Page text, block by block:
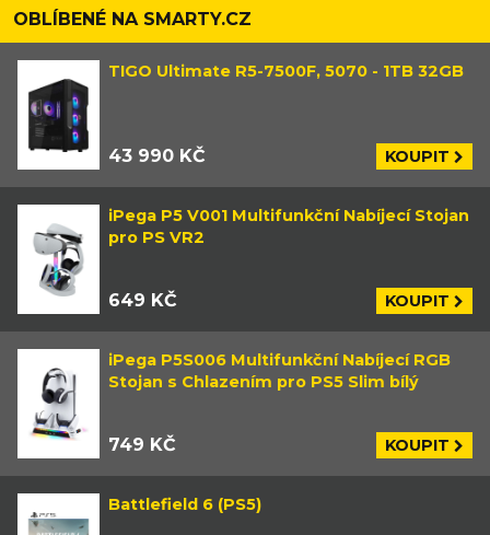
OBLÍBENÉ NA SMARTY.CZ
TIGO Ultimate R5-7500F, 5070 - 1TB 32GB
43 990 KČ KOUPIT
iPega P5 V001 Multifunkční Nabíjecí Stojan
pro PS VR2
649 KČ KOUPIT
iPega P5S006 Multifunkční Nabíjecí RGB
Stojan s Chlazením pro PS5 Slim bílý
749 KČ KOUPIT
Battlefield 6 (PS5)